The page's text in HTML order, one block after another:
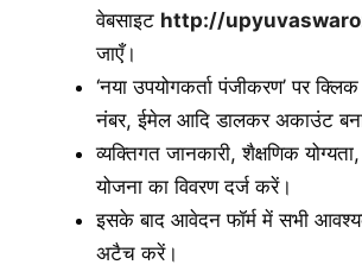
वेबसाइट http://
जाएँ।
‘नया उपयोगकर्ता पंजीकरण’ पर
नंबर, ईमेल आदि डालकर अकाउंट
व्यक्तिगत जानकारी, शैक्षणिक
योजना का विवरण दर्ज करें।
इसके बाद आवेदन फॉर्म में सभी
अटैच करें।